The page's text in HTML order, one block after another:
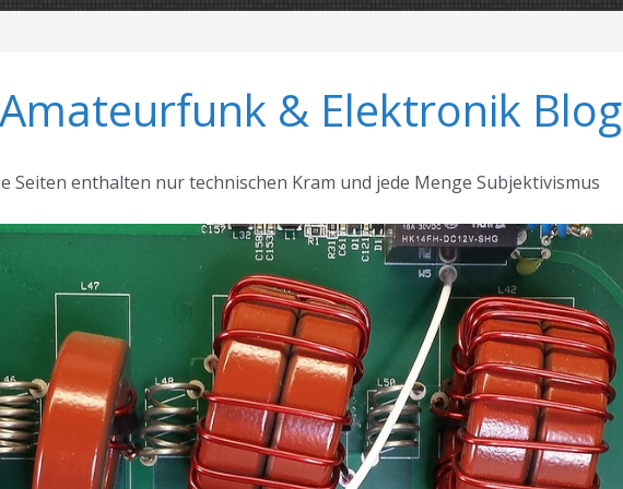
& Elektronik Blog
Seiten enthalten nur technischen Kram und jede Menge Subjektivismus